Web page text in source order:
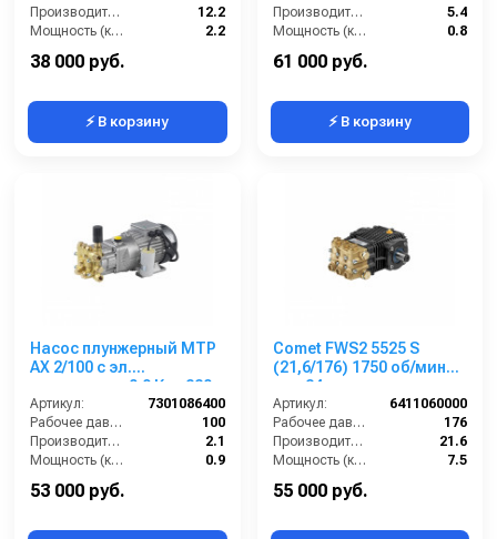
Производительность (л/мин):
12.2
Мощность (кВт):
2.2
38 000 руб.
⚡ В корзину
Производительность (л/мин):
5.4
Мощность (кВт):
0.8
61 000 руб.
⚡ В корзину
Насос плунжерный MTP
AX 2/100 с эл.
двигателем 0,9 Квт 220
В
Артикул:
7301086400
Рабочее давление (бар):
100
Производительность (л/мин):
2.1
Мощность (кВт):
0.9
Обороты двигателя (об/мин):
53 000 руб.
Comet FWS2 5525 S
(21,6/176) 1750 об/мин
вал 24мм
Артикул:
6411060000
Рабочее давление (бар):
176
Производительность (л/мин):
21.6
Мощность (кВт):
7.5
Обороты двигателя (об/мин):
55 000 руб.